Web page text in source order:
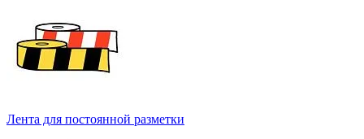
Лента для постоянной разметки